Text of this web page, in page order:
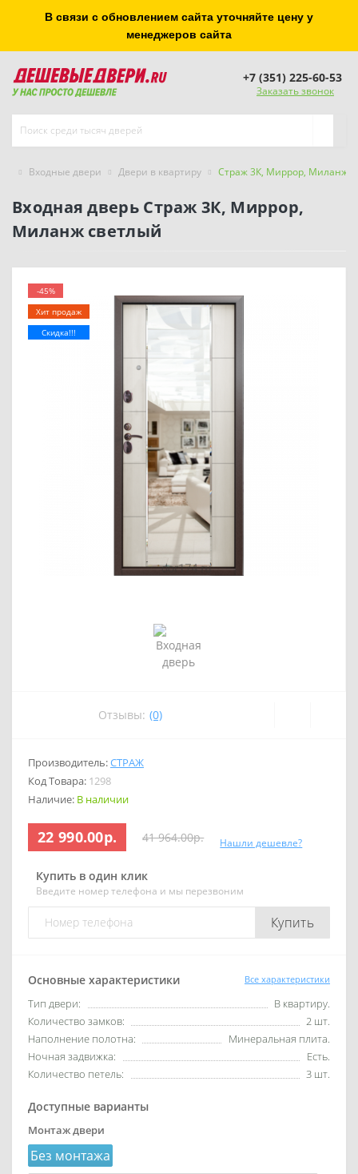
В связи с обновлением сайта уточняйте цену у
менеджеров сайта
+7 (351) 225-60-53
Заказать звонок
Входные двери Двери в квартиру Страж 3К, Миррор, Миланж
Входная дверь Страж 3К, Миррор,
Миланж светлый
-45%
Хит продаж
Скидка!!!
Отзывы: (0)
Производитель:СТРАЖ
Код Товара: 1298
Наличие: В наличии
22 990.00р. 41 964.00р. Нашли дешевле?
Купить в один клик
Введите номер телефона и мы перезвоним
Купить
Основные характеристики Все характеристики
Тип двери:
В квартиру.
Количество замков:
2 шт.
Наполнение полотна:
Минеральная плита.
Ночная задвижка:
Есть.
Количество петель:
3 шт.
Доступные варианты
Монтаж двери
Без монтажа